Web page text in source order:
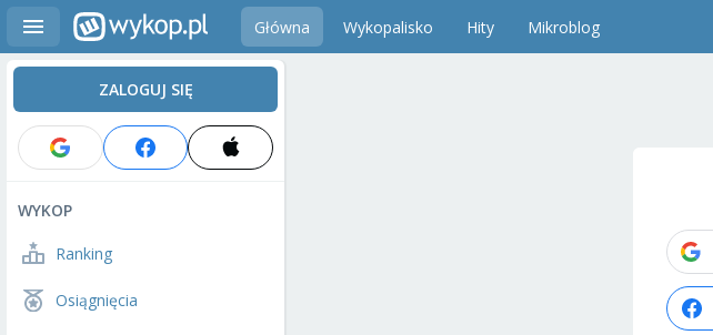
Główna Wykopalisko Hity Mikroblog
ZALOGUJ SIĘ
WYKOP
Ranking
Osiągnięcia